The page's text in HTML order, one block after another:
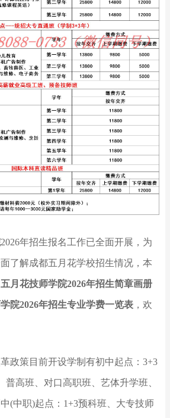
2026年招生报名工作已全面开展，为
了解成都五月花学校招生情况，本
五月花技师学院2026年招生简章画册
院2026年招生专业学费一览表 ，欢
政策目前开设学制有初中起点： 3+3
普高班 对口高职班 艺体升学班
中(中职)起点： 1+3预科班 、大专技师